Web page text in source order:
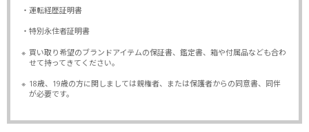
・運転経歴証明書
・特別永住者証明書
※ 買い取り希望のブランドアイテムの保証書、鑑定書、箱や付属品なども合わ
せて持ってきてください。
※ 18歳、19歳の方に関しましては親権者、または保護者からの同意書、同伴
が必要です。